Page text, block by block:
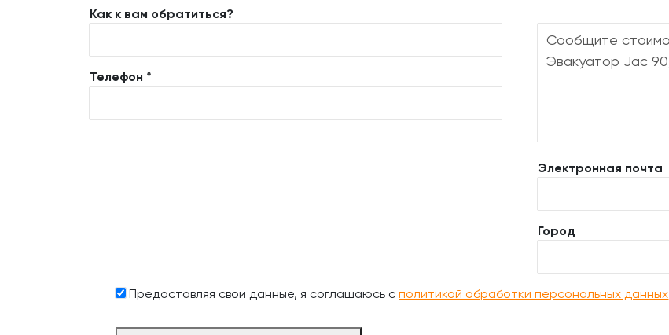
Как к вам обратиться?
Телефон *
Электронная почта
Город
Предоставляя свои данные, я соглашаюсь сполитикой обработки персональных данных